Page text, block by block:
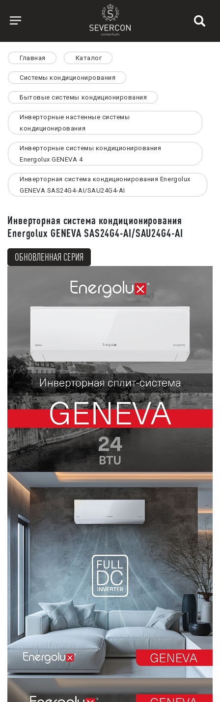
Главная Каталог
Системы кондиционирования
Бытовые системы кондиционирования
Инверторные настенные системы
кондиционирования
Инверторные системы кондиционирования
Energolux GENEVA 4
Инверторная система кондиционирования Energolux
GENEVA SAS24G4-AI/SAU24G4-AI
Инверторная система кондиционирования
Energolux GENEVA SAS24G4-AI/SAU24G4-AI
ОБНОВЛЕННАЯ СЕРИЯ